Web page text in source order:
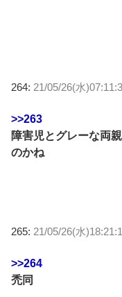
264: 21/05/26(水
>>263
障害児とグレーな両
のかね
265: 21/05/26(水
>>264
禿同